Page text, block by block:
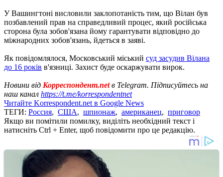
У Вашингтоні висловили заклопотаність тим, що Вілан був
позбавлений прав на справедливий процес, який російська
сторона була зобов'язана йому гарантувати відповідно до
міжнародних зобов'язань, йдеться в заяві.
Як повідомлялося, Московський міський суд засудив Вілана
до 16 років в'язниці. Захист буде оскаржувати вирок.
Новини від Корреспондент.netв Telegram. Підписуйтесь на
наш канал https://t.me/korrespondentnet
Читайте Korrespondent.net в Google News
ТЕГИ: Россия, США, шпионаж, американец, приговор
Якщо ви помітили помилку, виділіть необхідний текст і
натисніть Ctrl + Enter, щоб повідомити про це редакцію.